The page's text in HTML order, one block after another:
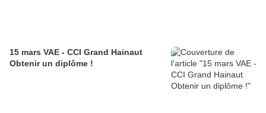
15 mars VAE - CCI Grand Hainaut
Obtenir un diplôme !